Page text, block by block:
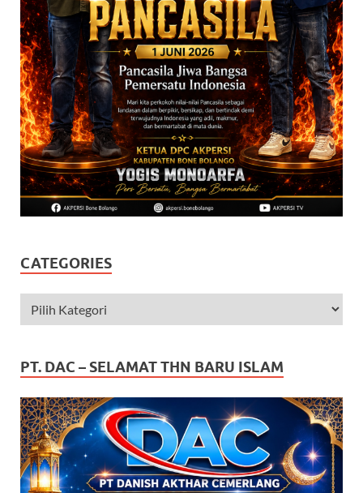
CATEGORIES
PT. DAC – SELAMAT THN BARU ISLAM